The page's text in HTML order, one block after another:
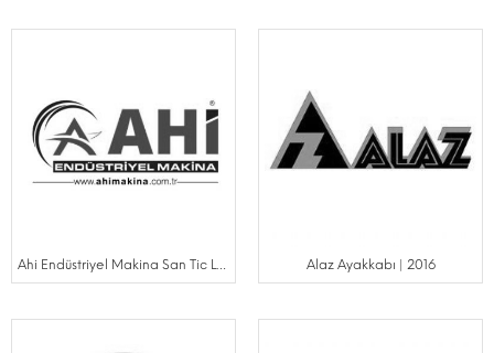
Ahi Endüstriyel Makina San Tic Ltd Şti | 2017 Alaz Ayakkabı | 2016